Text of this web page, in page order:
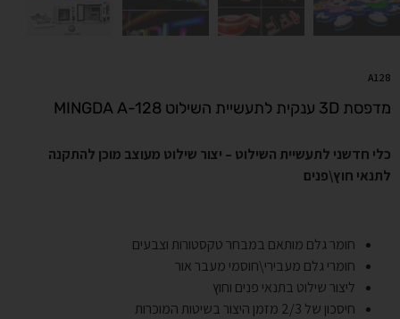
A128
מדפסת 3D ענקית לתעשיית השילוט MINGDA A-128
כלי חדשני לתעשיית השילוט – יצור שילוט מעוצב מוכן להתקנה
לתנאי חוץ\פנים
חומר גלם מותאם במבחר טקסטורות וצבעים
חומרי גלם מעבירי\חוסמי מעבר אור
ליצור שילוט בתנאי פנים וחוץ
חיסכון של 2/3 מזמן היצור בשיטות המוכרות